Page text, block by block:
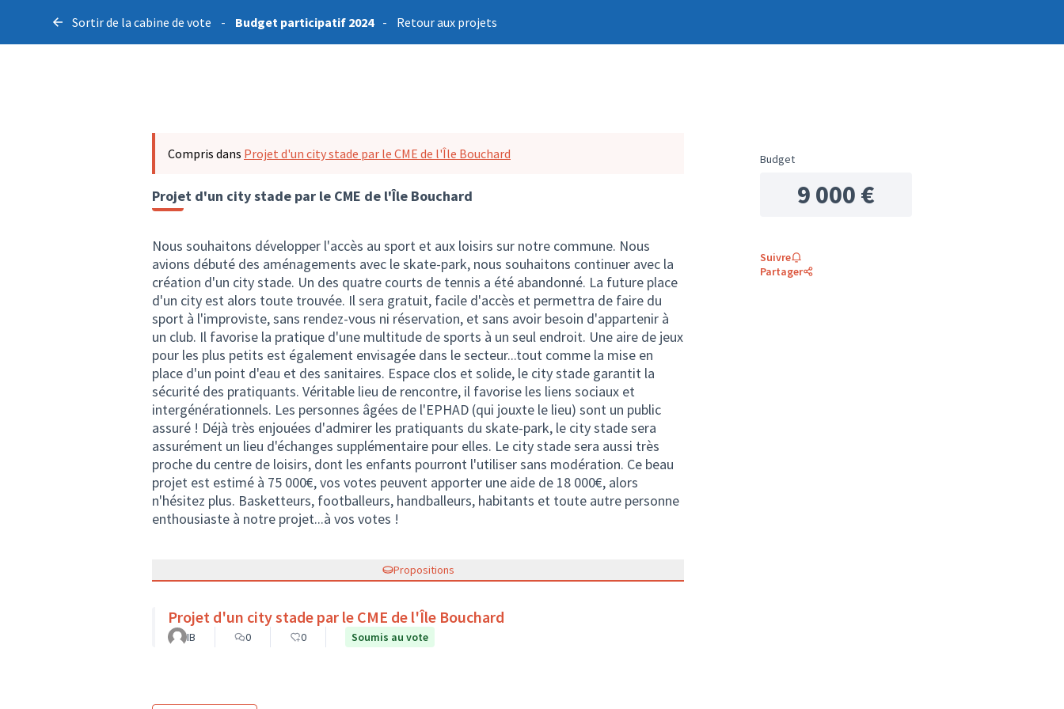
Sortir de la cabine de vote - Budget participatif 2024 - Retour aux projets
Compris dans Projet d'un city stade par le CME de l'Île Bouchard
Projet d'un city stade par le CME de l'Île Bouchard
Nous souhaitons développer l'accès au sport et aux loisirs sur notre commune. Nous
avions débuté des aménagements avec le skate-park, nous souhaitons continuer avec la
création d'un city stade. Un des quatre courts de tennis a été abandonné. La future place
d'un city est alors toute trouvée. Il sera gratuit, facile d'accès et permettra de faire du
sport à l'improviste, sans rendez-vous ni réservation, et sans avoir besoin d'appartenir à
un club. Il favorise la pratique d'une multitude de sports à un seul endroit. Une aire de jeux
pour les plus petits est également envisagée dans le secteur...tout comme la mise en
place d'un point d'eau et des sanitaires. Espace clos et solide, le city stade garantit la
sécurité des pratiquants. Véritable lieu de rencontre, il favorise les liens sociaux et
intergénérationnels. Les personnes âgées de l'EPHAD (qui jouxte le lieu) sont un public
assuré ! Déjà très enjouées d'admirer les pratiquants du skate-park, le city stade sera
assurément un lieu d'échanges supplémentaire pour elles. Le city stade sera aussi très
proche du centre de loisirs, dont les enfants pourront l'utiliser sans modération. Ce beau
projet est estimé à 75 000€, vos votes peuvent apporter une aide de 18 000€, alors
n'hésitez plus. Basketteurs, footballeurs, handballeurs, habitants et toute autre personne
enthousiaste à notre projet...à vos votes !
Propositions
Projet d'un city stade par le CME de l'Île Bouchard
IB 0 0 Soumis au vote
Budget
9 000 €
Suivre
Partager